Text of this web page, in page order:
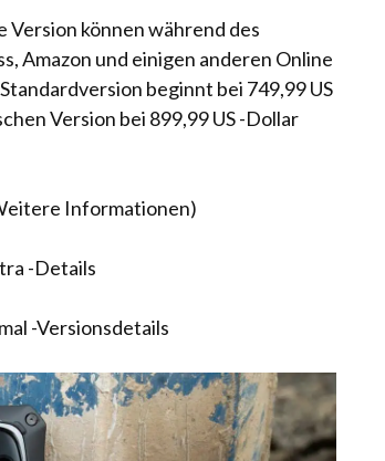
Version können während des
Amazon und einigen anderen Online
beginnt bei 749,99 US
Version bei 899,99 US -Dollar
Informationen)
-Details
-Versionsdetails